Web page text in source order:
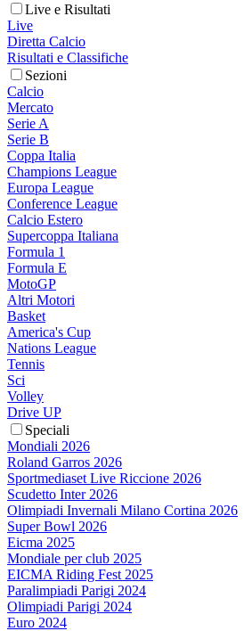
Live e Risultati
Live
Diretta Calcio
Risultati e Classifiche
Sezioni
Calcio
Mercato
Serie A
Serie B
Coppa Italia
Champions League
Europa League
Conference League
Calcio Estero
Supercoppa Italiana
Formula 1
Formula E
MotoGP
Altri Motori
Basket
America's Cup
Nations League
Tennis
Sci
Volley
Drive UP
Speciali
Mondiali 2026
Roland Garros 2026
Sportmediaset Live Riccione 2026
Scudetto Inter 2026
Olimpiadi Invernali Milano Cortina 2026
Super Bowl 2026
Eicma 2025
Mondiale per club 2025
EICMA Riding Fest 2025
Paralimpiadi Parigi 2024
Olimpiadi Parigi 2024
Euro 2024